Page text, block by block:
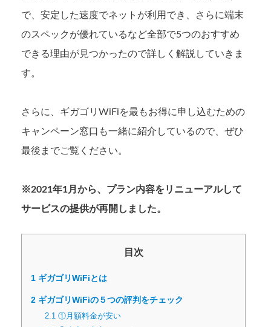
で、安定した速度でネットが利用でき、さらに端末
のスペックが優れているなど全部で5つのおすすめ
できる理由が見つかったので詳しく解説していきま
す。
さらに、ギガゴリWiFiを最もお得に申し込むための
キャンペーン窓口も一緒に紹介しているので、ぜひ
最後までご覧ください。
※2021年1月から、プラン内容をリニューアルして
サービスの提供が再開しました。
目次
1 ギガゴリWiFiとは
2 ギガゴリWiFiの５つの評判をチェック
2.1 ①月額料金が安い